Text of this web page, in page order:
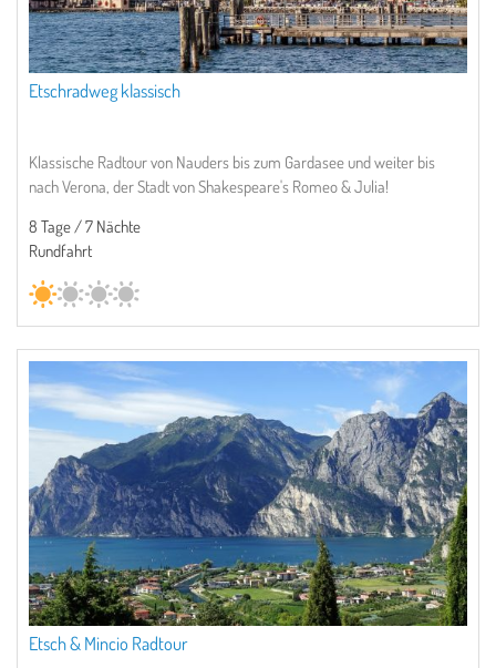
Etschradweg klassisch
Klassische Radtour von Nauders bis zum Gardasee und weiter bis
nach Verona, der Stadt von Shakespeare's Romeo & Julia!
8 Tage / 7 Nächte
Rundfahrt
Etsch & Mincio Radtour